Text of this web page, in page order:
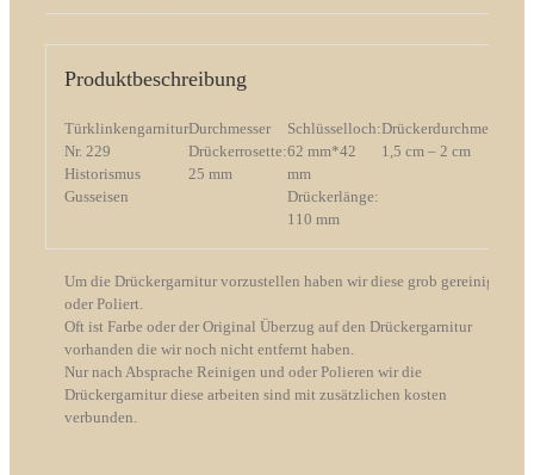
Produktbeschreibung
Türklinkengarnitur
Nr. 229
Historismus
Gusseisen
Durchmesser
Drückerrosette:
25 mm
Schlüsselloch:
62 mm*42
mm
Drückerlänge:
110 mm
Drückerdurchmesser:
1,5 cm – 2 cm
Um die Drückergarnitur vorzustellen haben wir diese grob gereinigt
oder Poliert.
Oft ist Farbe oder der Original Überzug auf den Drückergarnitur
vorhanden die wir noch nicht entfernt haben.
Nur nach Absprache Reinigen und oder Polieren wir die
Drückergarnitur diese arbeiten sind mit zusätzlichen kosten
verbunden.